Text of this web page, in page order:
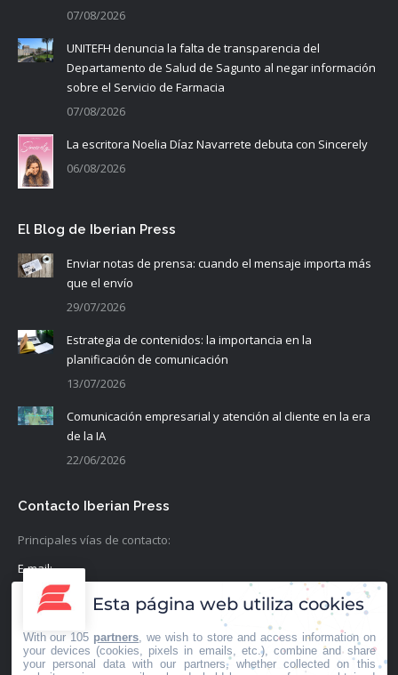
07/08/2026
UNITEFH denuncia la falta de transparencia del
Departamento de Salud de Sagunto al negar información
sobre el Servicio de Farmacia
07/08/2026
La escritora Noelia Díaz Navarrete debuta con Sincerely
06/08/2026
El Blog de Iberian Press
Enviar notas de prensa: cuando el mensaje importa más
que el envío
29/07/2026
Estrategia de contenidos: la importancia en la
planificación de comunicación
13/07/2026
Comunicación empresarial y atención al cliente en la era
de la IA
22/06/2026
Contacto Iberian Press
Principales vías de contacto:
E-mail:
info@iberianpress.es
+34 911863556
Esta página web utiliza cookies
With our 105 partners , we wish to store and access information on
your devices (cookies, pixels in emails, etc.), combine and share
your personal data with our partners, whether collected on this